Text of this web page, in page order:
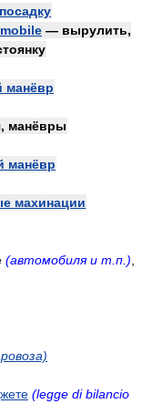
— вырулить,
манёвр
манёвры
манёвр
махинации
(автомобиля и т.п.)
(legge di bilancio